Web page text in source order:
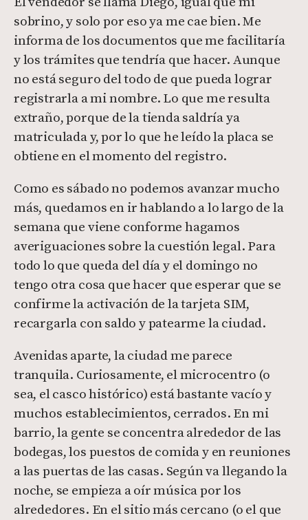
sobrino, y solo por eso ya me cae bien. Me
informa de los documentos que me facilitaría
y los trámites que tendría que hacer. Aunque
no está seguro del todo de que pueda lograr
registrarla a mi nombre. Lo que me resulta
extraño, porque de la tienda saldría ya
matriculada y, por lo que he leído la placa se
obtiene en el momento del registro.
Como es sábado no podemos avanzar mucho
más, quedamos en ir hablando a lo largo de la
semana que viene conforme hagamos
averiguaciones sobre la cuestión legal. Para
todo lo que queda del día y el domingo no
tengo otra cosa que hacer que esperar que se
confirme la activación de la tarjeta SIM,
recargarla con saldo y patearme la ciudad.
Avenidas aparte, la ciudad me parece
tranquila. Curiosamente, el microcentro (o
sea, el casco histórico) está bastante vacío y
muchos establecimientos, cerrados. En mi
barrio, la gente se concentra alrededor de las
bodegas, los puestos de comida y en reuniones
a las puertas de las casas. Según va llegando la
noche, se empieza a oír música por los
alrededores. En el sitio más cercano (o el que